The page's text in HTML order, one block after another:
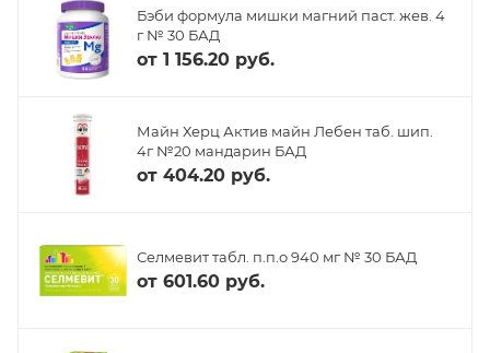
Бэби формула мишки магний паст. жев. 4
г № 30 БАД
от 1 156.20 руб.
Майн Херц Актив майн Лебен таб. шип.
4г №20 мандарин БАД
от 404.20 руб.
Селмевит табл. п.п.о 940 мг № 30 БАД
от 601.60 руб.